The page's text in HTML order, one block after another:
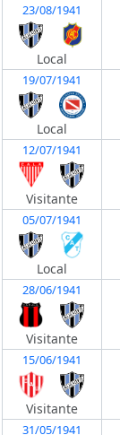
23/08/1941
Local
19/07/1941
Local
12/07/1941
Visitante
05/07/1941
Local
28/06/1941
Visitante
15/06/1941
Visitante
31/05/1941